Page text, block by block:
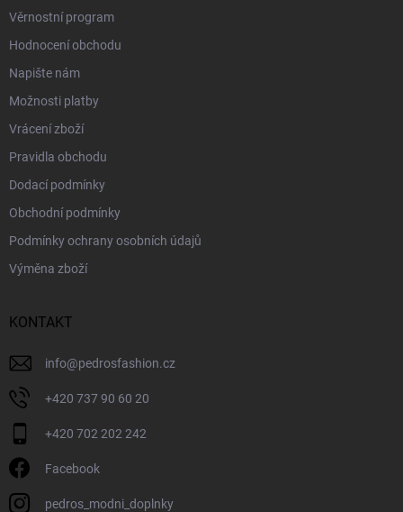
Věrnostní program
Hodnocení obchodu
Napište nám
Možnosti platby
Vrácení zboží
Pravidla obchodu
Dodací podmínky
Obchodní podmínky
Podmínky ochrany osobních údajů
Výměna zboží
KONTAKT
info@pedrosfashion.cz
+420 737 90 60 20
+420 702 202 242
Facebook
pedros_modni_doplnky